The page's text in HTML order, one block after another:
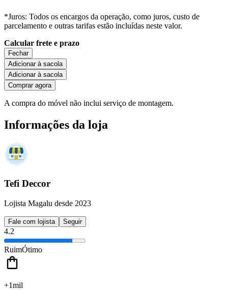
*Juros: Todos os encargos da operação, como juros, custo de
parcelamento e outras tarifas estão incluídas neste valor.
Calcular frete e prazo
Fechar
Adicionar à sacola
Adicionar à sacola
Comprar agora
A compra do móvel não inclui serviço de montagem.
Informações da loja
Tefi Deccor
Lojista Magalu desde 2023
Fale com lojista Seguir
4.2
RuimÓtimo
+1mil